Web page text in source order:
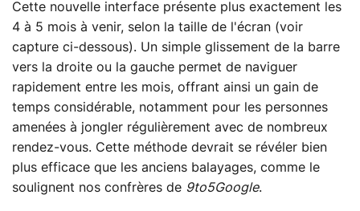
Cette nouvelle interface présente plus exactement les
4 à 5 mois à venir, selon la taille de l'écran (voir
capture ci-dessous). Un simple glissement de la barre
vers la droite ou la gauche permet de naviguer
rapidement entre les mois, offrant ainsi un gain de
temps considérable, notamment pour les personnes
amenées à jongler régulièrement avec de nombreux
rendez-vous. Cette méthode devrait se révéler bien
plus efficace que les anciens balayages, comme le
soulignent nos confrères de 9to5Google.